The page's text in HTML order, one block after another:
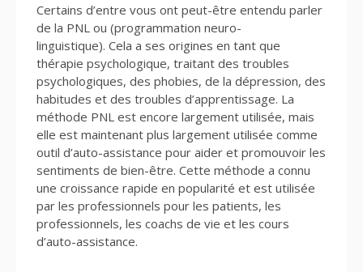
Certains d’entre vous ont peut-être entendu parler
de la PNL ou (programmation neuro-
linguistique). Cela a ses origines en tant que
thérapie psychologique, traitant des troubles
psychologiques, des phobies, de la dépression, des
habitudes et des troubles d’apprentissage. La
méthode PNL est encore largement utilisée, mais
elle est maintenant plus largement utilisée comme
outil d’auto-assistance pour aider et promouvoir les
sentiments de bien-être. Cette méthode a connu
une croissance rapide en popularité et est utilisée
par les professionnels pour les patients, les
professionnels, les coachs de vie et les cours
d’auto-assistance.